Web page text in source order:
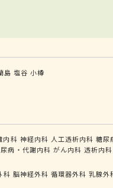
島 塩谷 小樽
内科 神経内科 人工透析内科 糖尿
病・代謝内科 がん内科 透析内科
科 脳神経外科 循環器外科 乳腺外